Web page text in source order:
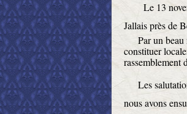
Le 13
Jallais près de
Par un beau
constituer
rassemblement
Les
nous avons